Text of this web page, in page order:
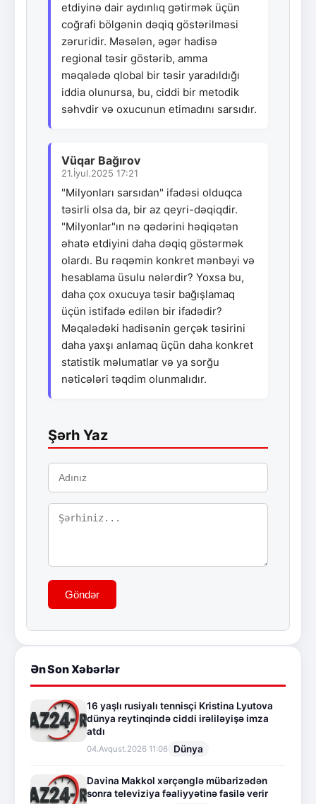
etdiyinə dair aydınlıq gətirmək üçün
coğrafi bölgənin dəqiq göstərilməsi
zəruridir. Məsələn, əgər hadisə
regional təsir göstərib, amma
məqalədə qlobal bir təsir yaradıldığı
iddia olunursa, bu, ciddi bir metodik
səhvdir və oxucunun etimadını sarsıdır.
Vüqar Bağırov
21.İyul.2025 17:21
"Milyonları sarsıdan" ifadəsi olduqca
təsirli olsa da, bir az qeyri-dəqiqdir.
"Milyonlar"ın nə qədərini həqiqətən
əhatə etdiyini daha dəqiq göstərmək
olardı. Bu rəqəmin konkret mənbəyi və
hesablama üsulu nələrdir? Yoxsa bu,
daha çox oxucuya təsir bağışlamaq
üçün istifadə edilən bir ifadədir?
Məqalədəki hadisənin gerçək təsirini
daha yaxşı anlamaq üçün daha konkret
statistik məlumatlar və ya sorğu
nəticələri təqdim olunmalıdır.
Şərh Yaz
Göndər
Ən Son Xəbərlər
16 yaşlı rusiyalı tennisçi Kristina Lyutova
dünya reytinqində ciddi irəliləyişə imza
atdı
04.Avqust.2026 11:06 Dünya
Davina Makkol xərçənglə mübarizədən
sonra televiziya fəaliyyətinə fasilə verir